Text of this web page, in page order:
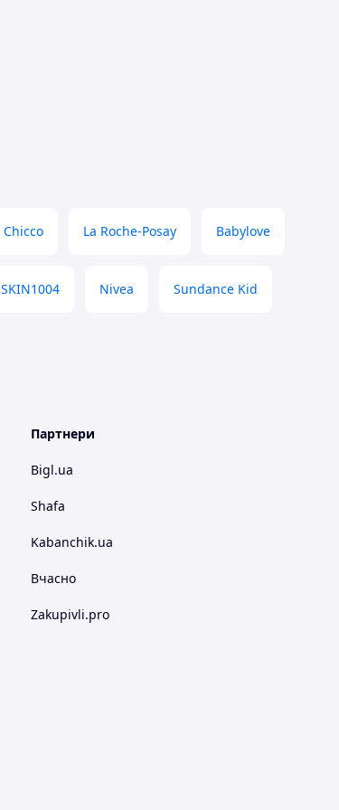
Chicco La Roche-Posay Babylove
SKIN1004 Nivea Sundance Kid
Партнери
Bigl.ua
Shafa
Kabanchik.ua
Вчасно
Zakupivli.pro